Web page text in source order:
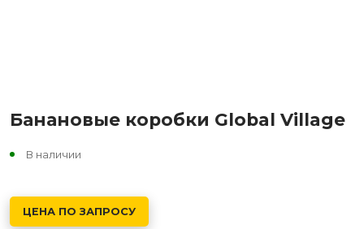
Банановые коробки Global Village
В наличии
ЦЕНА ПО ЗАПРОСУ